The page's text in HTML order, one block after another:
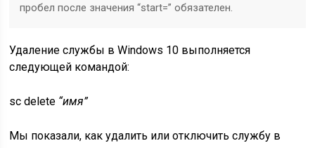
пробел после значения “start=” обязателен.
Удаление службы в Windows 10 выполняется
следующей командой:
sc delete “имя”
Мы показали, как удалить или отключить службу в